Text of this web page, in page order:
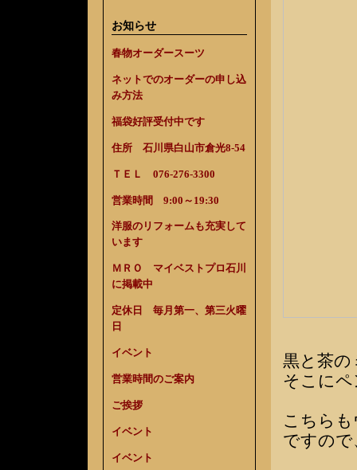
お知らせ
春物オーダースーツ
ネットでのオーダーの申し込
み方法
福袋好評受付中です
住所 石川県白山市倉光8-54
ＴＥＬ 076-276-3300
営業時間 9:00～19:30
洋服のリフォームも充実して
います
ＭＲＯ マイベストプロ石川
に掲載中
定休日 毎月第一、第三火曜
日
イベント
営業時間のご案内
ご挨拶
イベント
イベント
黒と茶の
そこに
こちら
ですの